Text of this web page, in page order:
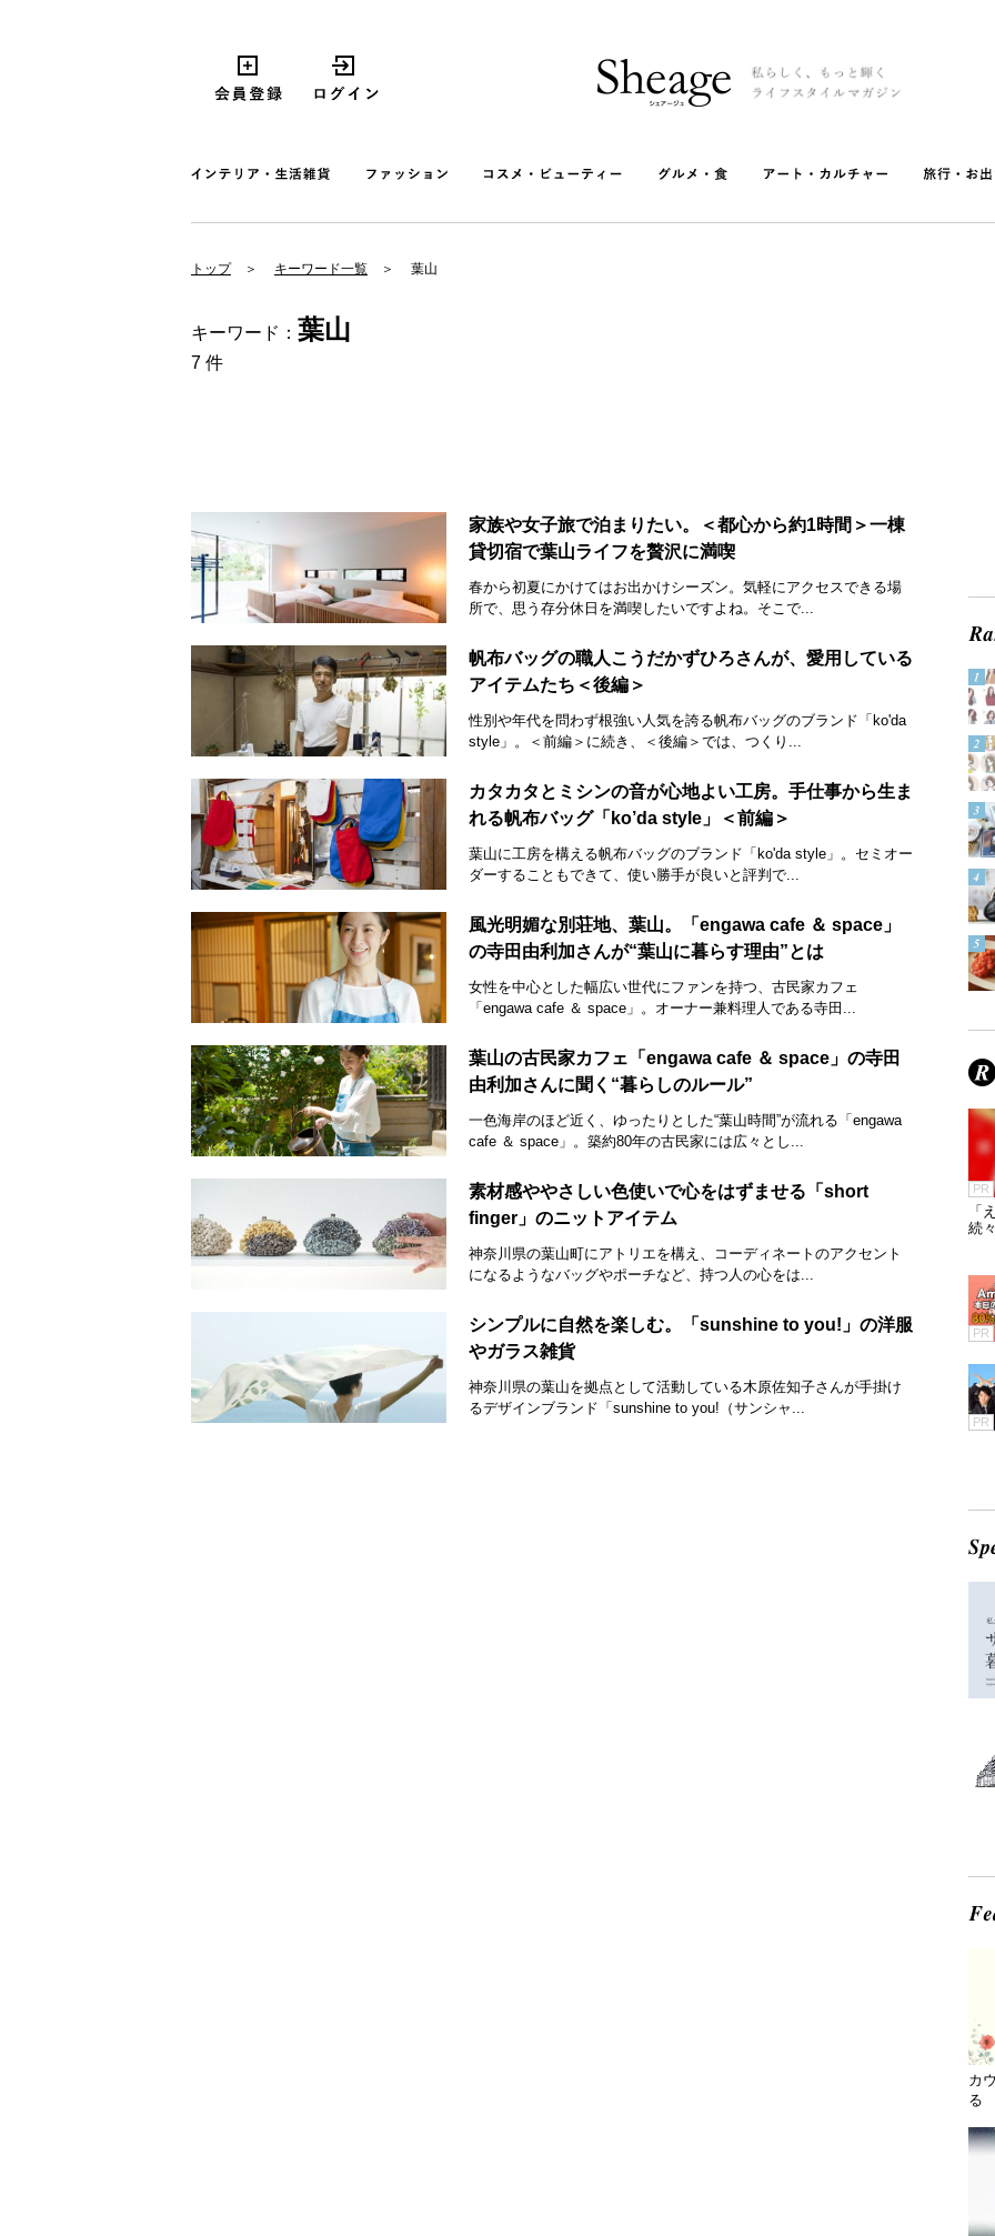
トップ キーワード一覧 葉山
キーワード： 葉山
7 件
家族や女子旅で泊まりたい。＜都心から約1時間＞一棟
貸切宿で葉山ライフを贅沢に満喫
春から初夏にかけてはお出かけシーズン。気軽にアクセスできる場
所で、思う存分休日を満喫したいですよね。そこで...
帆布バッグの職人こうだかずひろさんが、愛用している
アイテムたち＜後編＞
性別や年代を問わず根強い人気を誇る帆布バッグのブランド「ko'da
style」。＜前編＞に続き、＜後編＞では、つくり...
カタカタとミシンの音が心地よい工房。手仕事から生ま
れる帆布バッグ「ko’da style」＜前編＞
葉山に工房を構える帆布バッグのブランド「ko'da style」。セミオー
ダーすることもできて、使い勝手が良いと評判で...
風光明媚な別荘地、葉山。「engawa cafe ＆ space」
の寺田由利加さんが“葉山に暮らす理由”とは
女性を中心とした幅広い世代にファンを持つ、古民家カフェ
「engawa cafe ＆ space」。オーナー兼料理人である寺田...
葉山の古民家カフェ「engawa cafe ＆ space」の寺田
由利加さんに聞く“暮らしのルール”
一色海岸のほど近く、ゆったりとした“葉山時間”が流れる「engawa
cafe ＆ space」。築約80年の古民家には広々とし...
素材感ややさしい色使いで心をはずませる「short
finger」のニットアイテム
神奈川県の葉山町にアトリエを構え、コーディネートのアクセント
になるようなバッグやポーチなど、持つ人の心をは...
シンプルに自然を楽しむ。「sunshine to you!」の洋服
やガラス雑貨
神奈川県の葉山を拠点として活動している木原佐知子さんが手掛け
るデザインブランド「sunshine to you!（サンシャ...
PR
「
続
PR
PR
カ
る